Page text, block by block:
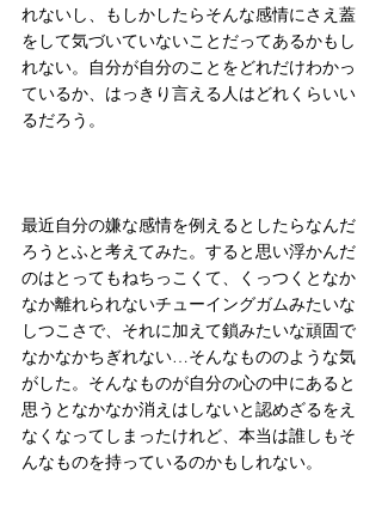
れないし、もしかしたらそんな感情にさえ蓋
をして気づいていないことだってあるかもし
れない。自分が自分のことをどれだけわかっ
ているか、はっきり言える人はどれくらいい
るだろう。
最近自分の嫌な感情を例えるとしたらなんだ
ろうとふと考えてみた。すると思い浮かんだ
のはとってもねちっこくて、くっつくとなか
なか離れられないチューイングガムみたいな
しつこさで、それに加えて鎖みたいな頑固で
なかなかちぎれない…そんなもののような気
がした。そんなものが自分の心の中にあると
思うとなかなか消えはしないと認めざるをえ
なくなってしまったけれど、本当は誰しもそ
んなものを持っているのかもしれない。